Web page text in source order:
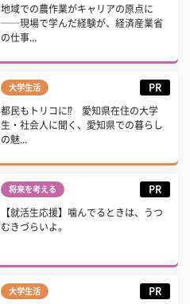
地域での農作業がキャリアの原点に
──現場で学んだ経験が、経済産業省
の仕事...
大学生活 PR
都民もトリコに⁉ 愛知県在住の大学
生・社会人に聞く、愛知県での暮らし
の魅...
将来を考える PR
【就活生応援】噛んでるときは、うつ
むきづらいよ。
大学生活 PR